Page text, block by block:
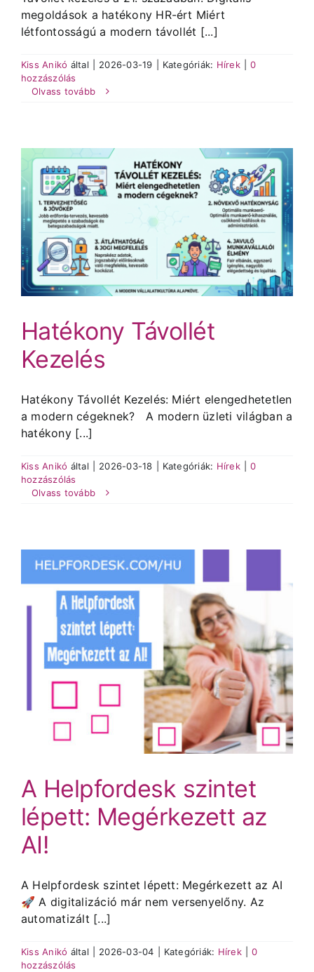
megoldások a hatékony HR-ért Miért
létfontosságú a modern távollét [...]
Kiss Anikó által 2026-03-19 Kategóriák: Hírek
0
hozzászólás
Olvass tovább
Hatékony Távollét
Kezelés
Hatékony Távollét Kezelés: Miért elengedhetetlen
a modern cégeknek? A modern üzleti világban a
hatékony [...]
Kiss Anikó által 2026-03-18 Kategóriák: Hírek
0
hozzászólás
Olvass tovább
A Helpfordesk szintet
lépett: Megérkezett az
AI!
A Helpfordesk szintet lépett: Megérkezett az AI
🚀 A digitalizáció már nem versenyelőny. Az
automatizált [...]
Kiss Anikó által 2026-03-04 Kategóriák: Hírek
0
hozzászólás